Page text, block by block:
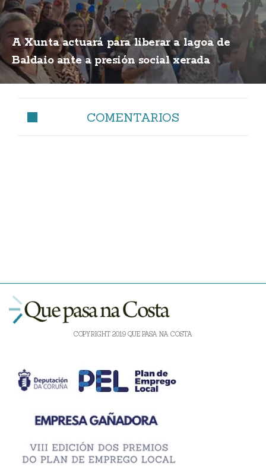
A Xunta actuará para liberar a lagoa de
Baldaio ante a presión social xerada
COMENTARIOS
COPYRIGHT 2019 QUE PASA NA COSTA